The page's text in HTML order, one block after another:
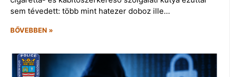
sem tévedett: több mint hatezer doboz ille…
BŐVEBBEN »